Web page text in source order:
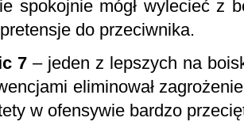
spokojnie mógł wylecieć z
pretensje do przeciwnika.
7 – jeden z lepszych na
eliminował
w ofensywie bardzo